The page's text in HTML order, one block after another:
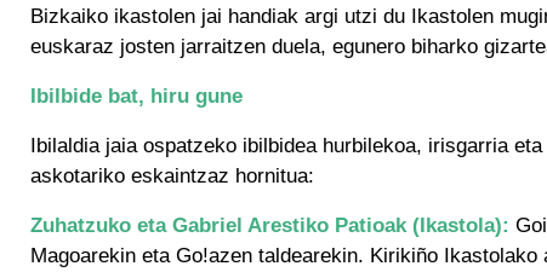
Bizkaiko ikastolen jai handiak argi utzi du Ikastolen
euskaraz josten jarraitzen duela, egunero biharko
Ibilbide bat, hiru gune
Ibilaldia jaia ospatzeko ibilbidea hurbilekoa, irisgarria
askotariko eskaintzaz hornitua:
Zuhatzuko eta Gabriel Arestiko Patioak (Ikastola):
Magoarekin eta Go!azen taldearekin. Kirikiño